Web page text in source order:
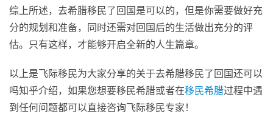
综上所述，去希腊移民了回国是可以的，但是你需要做好充
分的规划和准备，同时还需对回国后的生活做出充分的评
估。只有这样，才能够开启全新的人生篇章。
以上是飞际移民为大家分享的关于去希腊移民了回国还可以
吗知乎介绍，如果您想要移民希腊或者在移民希腊过程中遇
到任何问题都可以直接咨询飞际移民专家！